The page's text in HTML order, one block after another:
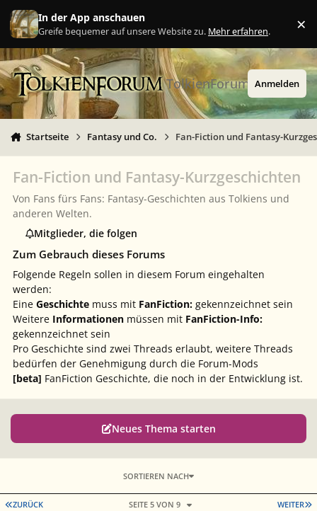
Zu Inhalt springen
In der App anschauen
Greife bequemer auf unsere Website zu. Mehr erfahren. ×
TolkienForum Anmelden
Startseite Fantasy und Co. Fan-Fiction und Fantasy-
Fan-Fiction und Fantasy-Kurzgeschichten
Von Fans fürs Fans: Fantasy-Geschichten aus Tolkiens und
anderen Welten.
Mitglieder, die folgen
Zum Gebrauch dieses Forums
Folgende Regeln sollen in diesem Forum eingehalten
werden:
EineGeschichte muss mit FanFiction: gekennzeichnet sein
Weitere Informationen müssen mit FanFiction-Info:
gekennzeichnet sein
Pro Geschichte sind zwei Threads erlaubt, weitere Threads
bedürfen der Genehmigung durch die Forum-Mods
[beta] FanFiction Geschichte, die noch in der Entwicklung ist.
Neues Thema starten
ERSTE SEITE
ZURÜCK WEITER
SEITE 5 VON 9
SORTIEREN NACH